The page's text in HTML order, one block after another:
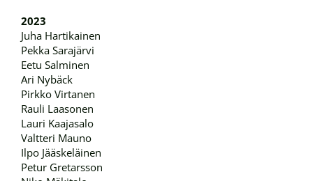
2023
Juha Hartikainen
Pekka Sarajärvi
Eetu Salminen
Ari Nybäck
Pirkko Virtanen
Rauli Laasonen
Lauri Kaajasalo
Valtteri Mauno
Ilpo Jääskeläinen
Petur Gretarsson